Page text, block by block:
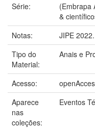
Série:
(Embrapa
&
Notas:
JIPE 2022.
Tipo do
Material:
Anais e
Acesso:
Aparece
nas
coleções:
Eventos